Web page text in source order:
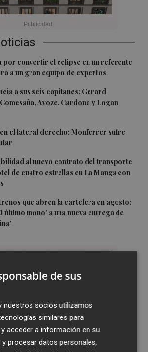
por convertir el eclipse en un referente
a un gran equipo de expertos
a sus seis capitanes: Gerard
Ayoze, Cardona y Logan
el lateral derecho: Monferrer sufre
al nuevo contrato del transporte
de cuatro estrellas en La Manga con
que abren la cartelera en agosto:
último mono' a una nueva entrega de
de sus
nuestros socios utilizamos
similares para
acceder a información en su
y procesar datos personales,